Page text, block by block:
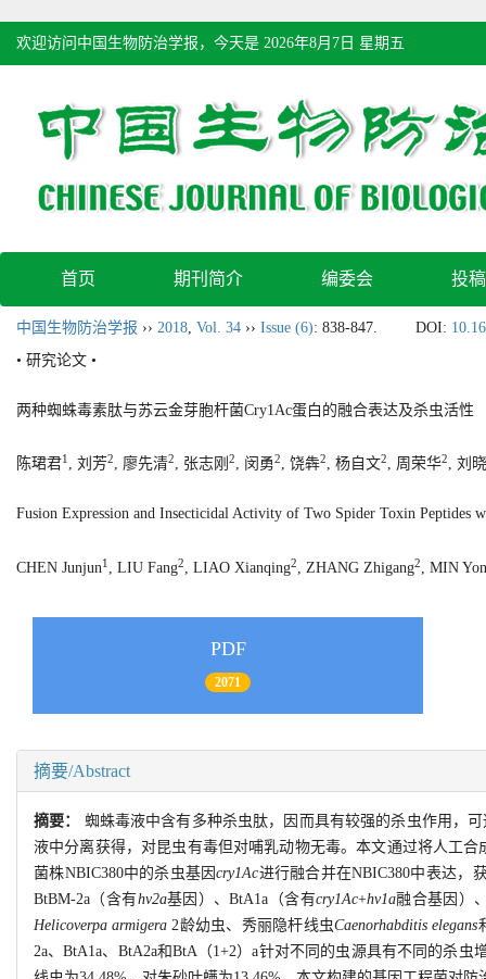
欢迎访问中国生物防治学报，今天是 2026年8月7日 星期五
首页 期刊简介 编委会 投
中国生物防治学报 ›› 2018, Vol. 34 ›› Issue (6): 838-847. DOI:
• 研究论文 •
两种蜘蛛毒素肽与苏云金芽胞杆菌Cry1Ac蛋白的融合表达及杀虫活性
陈珺君1 , 刘芳2, 廖先清2, 张志刚 2, 闵勇2, 饶犇2, 杨自文2, 周荣华2, 刘
Fusion Expression and Insecticidal Activity of Two Spider Toxin Peptides
CHEN Junjun1 , LIU Fang2 , LIAO Xianqing2 , ZHANG Zhigang2 , MIN
PDF
2071
摘要/Abstract
摘要： 蜘蛛毒液中含有多种杀虫肽，因而具有较强的杀虫作用，
液中分离获得，对昆虫有毒但对哺乳动物无毒。本文通过将人工合
菌株NBIC380中的杀虫基因cry1Ac进行融合并在NBIC380中表达，
BtBM-2a（含有hv2a基因）、BtA1a（含有cry1Ac+hv1a融合基因）
Helicoverpa armigera 2龄幼虫、秀丽隐杆线虫Caenorhabditis elegans
2a、BtA1a、BtA2a和BtA（1+2）a针对不同的虫源具有不同的杀